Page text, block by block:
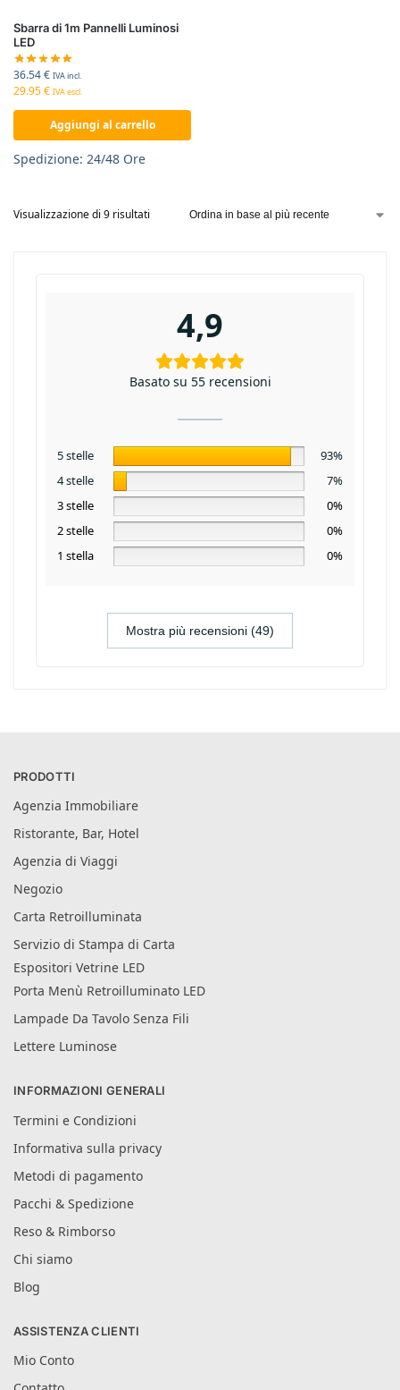
Sbarra di 1m Pannelli Luminosi
LED
36.54€ IVA incl.
29.95€ IVA escl.
Aggiungi al carrello
Spedizione: 24/48 Ore
Visualizzazione di 9 risultati
4,9
Basato su 55 recensioni
5 stelle
93%
4 stelle
7%
3 stelle
0%
2 stelle
0%
1 stella
0%
Mostra più recensioni (49)
PRODOTTI
Agenzia Immobiliare
Ristorante, Bar, Hotel
Agenzia di Viaggi
Negozio
Carta Retroilluminata
Servizio di Stampa di Carta
Espositori Vetrine LED
Porta Menù Retroilluminato LED
Lampade Da Tavolo Senza Fili
Lettere Luminose
INFORMAZIONI GENERALI
Termini e Condizioni
Informativa sulla privacy
Metodi di pagamento
Pacchi & Spedizione
Reso & Rimborso
Chi siamo
Blog
ASSISTENZA CLIENTI
Mio Conto